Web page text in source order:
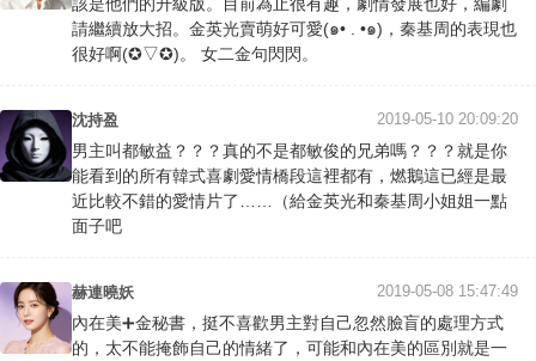
請繼續放大招。金英光賣萌好可愛(๑• . •๑)，秦基周的表現也
很好啊(✪▽✪)。 女二金句閃閃。
沈持盈 2019-05-10 20:09:20
男主叫都敏益？？？真的不是都敏俊的兄弟嗎？？？就是你
能看到的所有韓式喜劇愛情橋段這裡都有，燃鵝這已經是最
近比較不錯的愛情片了……（給金英光和秦基周小姐姐一點
面子吧
赫連曉妖 2019-05-08 15:47:49
內在美➕金秘書，挺不喜歡男主對自己忽然臉盲的處理方式
的，太不能掩飾自己的情緒了，可能和內在美的區別就是一